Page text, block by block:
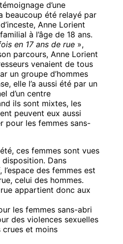
d’une
beaucoup été relayé par
Anne Lorient
à l’âge de 18 ans.
en 17 ans de rue »,
parcours, Anne Lorient
venaient de tous
un groupe d’hommes
elle l’a aussi été par un
d’un centre
ils sont mixtes, les
peuvent eux aussi
pour les femmes sans-
ces femmes sont vues
Dans
l’espace des femmes est
celui des hommes.
appartient donc aux
les femmes sans-abri
des violences sexuelles
crues et moins